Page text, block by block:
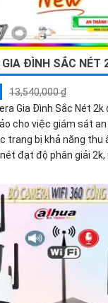
ĐÌNH SẮC NÉT
13,540,000 ₫
Gia Đình Sắc Nét 2k
cho việc giám sát
trang bị khả năng thu
đạt độ phân giải